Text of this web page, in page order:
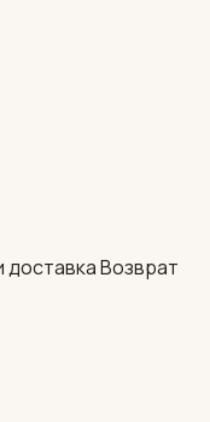
доставкаВозврат